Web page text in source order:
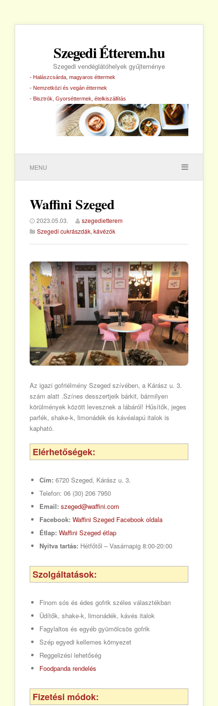
Szegedi Étterem.hu
Szegedi vendéglátóhelyek gyűjteménye
- Halászcsárda, magyaros éttermek
- Nemzetközi és vegán éttermek
- Bisztrók, Gyorséttermek, ételkiszállítás
MENU
Waffini Szeged
2023.05.03.
szegedietterem
Szegedi cukrászdák, kávézók
Az igazi gofriélmény Szeged szívében, a Kárász u. 3.
szám alatt .Színes desszertjeik bárkit, bármilyen
körülmények között levesznek a lábáról! Hűsítők, jeges
parfék, shake-k, limonádék és kávéalapú italok is
kapható.
Elérhetőségek:
Cím: 6720 Szeged, Kárász u. 3.
Telefon: 06 (30) 206 7950
Email: szeged@waffini.com
Facebook: Waffini Szeged Facebook oldala
Étlap: Waffini Szeged étlap
Nyitva tartás: Hétfőtől – Vasárnapig 8:00-20:00
Szolgáltatások:
Finom sós és édes gofrik széles választékban
Üdítők, shake-k, limonádék, kávés italok
Fagylaltos és egyéb gyümölcsös gofrik
Szép egyedi kellemes környezet
Reggelizési lehetőség
Foodpanda rendelés
Fizetési módok: